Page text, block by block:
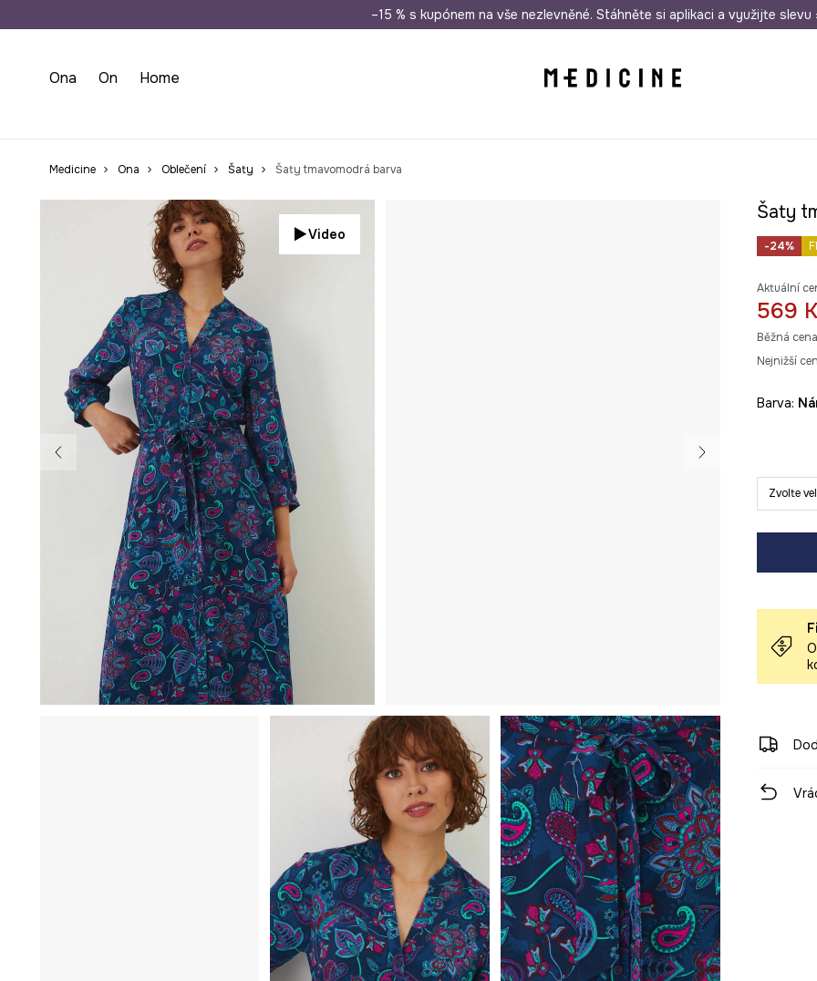
Doprava zdarma při nákupu nad 1 200 Kč Odeslání i do 24 hodin 30
–15 % s kupónem na vše nezlevněné. Stáhněte si aplikaci a využijte slevu
Ona On Home
Medicine Ona Oblečení Šaty Šaty tmavomodrá barva
Video
Šaty
-24%
Aktuální
569
Běžná
Nejnižší
Barva:
Zvolte